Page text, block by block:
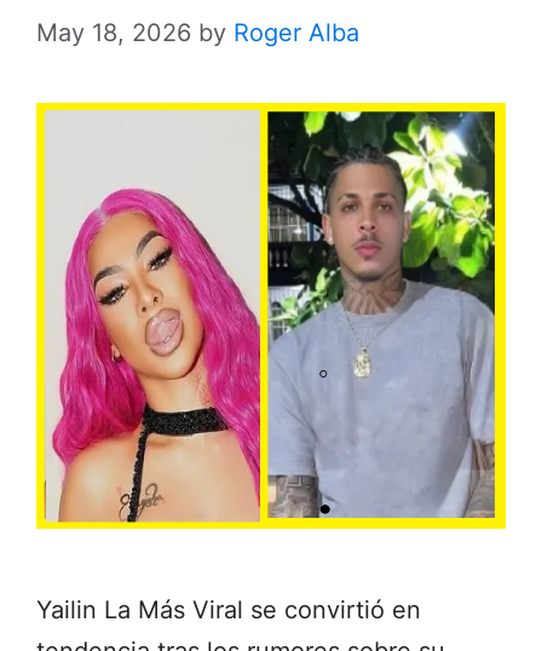
May 18, 2026 by Roger Alba
Yailin La Más Viral se convirtió en